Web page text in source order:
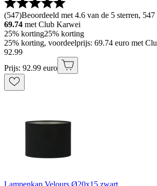
(547)Beoordeeld met 4.6 van de 5 sterren,
69.74 met Club Karwei
25% korting25% korting
25% korting, voordeelprijs: 69.74 euro met
92.99
Prijs: 92.99 euro